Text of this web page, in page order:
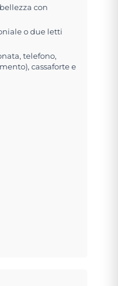
con
o due letti
telefono,
cassaforte e